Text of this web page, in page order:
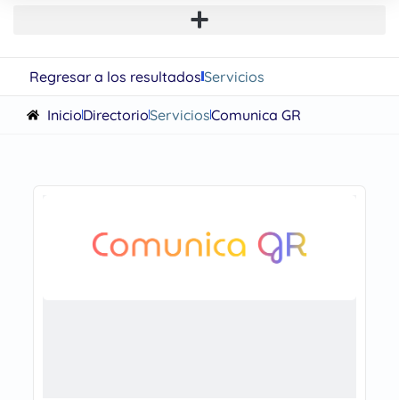
Regresar a los resultadosServicios
InicioDirectorioServiciosComunica GR